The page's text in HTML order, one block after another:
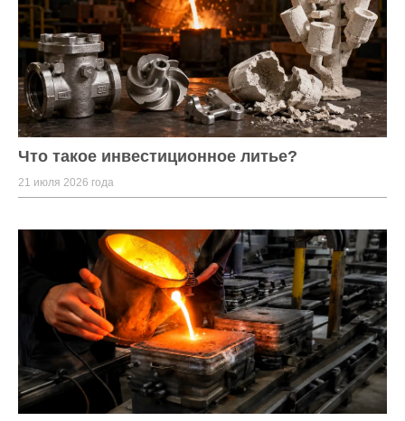
Что такое инвестиционное литье?
21 июля 2026 года